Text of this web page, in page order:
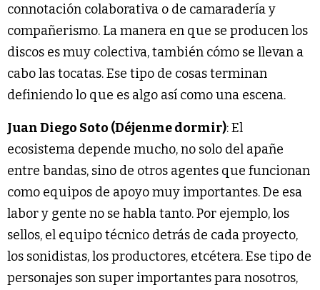
connotación colaborativa o de camaradería y
compañerismo. La manera en que se producen los
discos es muy colectiva, también cómo se llevan a
cabo las tocatas. Ese tipo de cosas terminan
definiendo lo que es algo así como una escena.
Juan Diego Soto (Déjenme dormir): El
ecosistema depende mucho, no solo del apañe
entre bandas, sino de otros agentes que funcionan
como equipos de apoyo muy importantes. De esa
labor y gente no se habla tanto. Por ejemplo, los
sellos, el equipo técnico detrás de cada proyecto,
los sonidistas, los productores, etcétera. Ese tipo de
personajes son super importantes para nosotros,